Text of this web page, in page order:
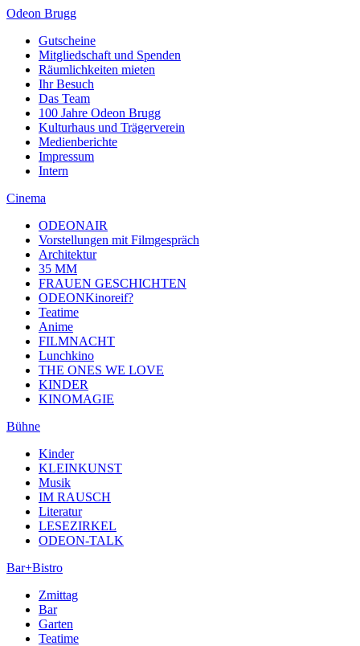
Odeon Brugg
Gutscheine
Mitgliedschaft und Spenden
Räumlichkeiten mieten
Ihr Besuch
Das Team
100 Jahre Odeon Brugg
Kulturhaus und Trägerverein
Medienberichte
Impressum
Intern
Cinema
ODEONAIR
Vorstellungen mit Filmgespräch
Architektur
35 MM
FRAUEN GESCHICHTEN
ODEONKinoreif?
Teatime
Anime
FILMNACHT
Lunchkino
THE ONES WE LOVE
KINDER
KINOMAGIE
Bühne
Kinder
KLEINKUNST
Musik
IM RAUSCH
Literatur
LESEZIRKEL
ODEON-TALK
Bar+Bistro
Zmittag
Bar
Garten
Teatime